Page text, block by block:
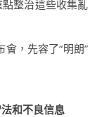
整治這些收集亂
，先容了“明朗”
和不良信息